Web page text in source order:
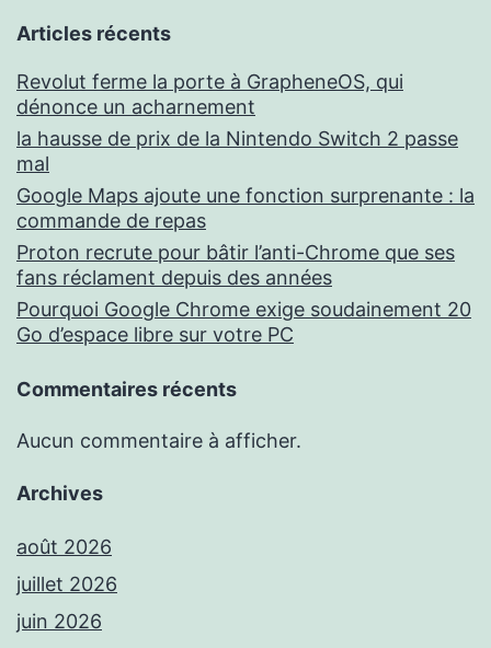
Articles récents
Revolut ferme la porte à GrapheneOS, qui
dénonce un acharnement
la hausse de prix de la Nintendo Switch 2 passe
mal
Google Maps ajoute une fonction surprenante : la
commande de repas
Proton recrute pour bâtir l’anti-Chrome que ses
fans réclament depuis des années
Pourquoi Google Chrome exige soudainement 20
Go d’espace libre sur votre PC
Commentaires récents
Aucun commentaire à afficher.
Archives
août 2026
juillet 2026
juin 2026